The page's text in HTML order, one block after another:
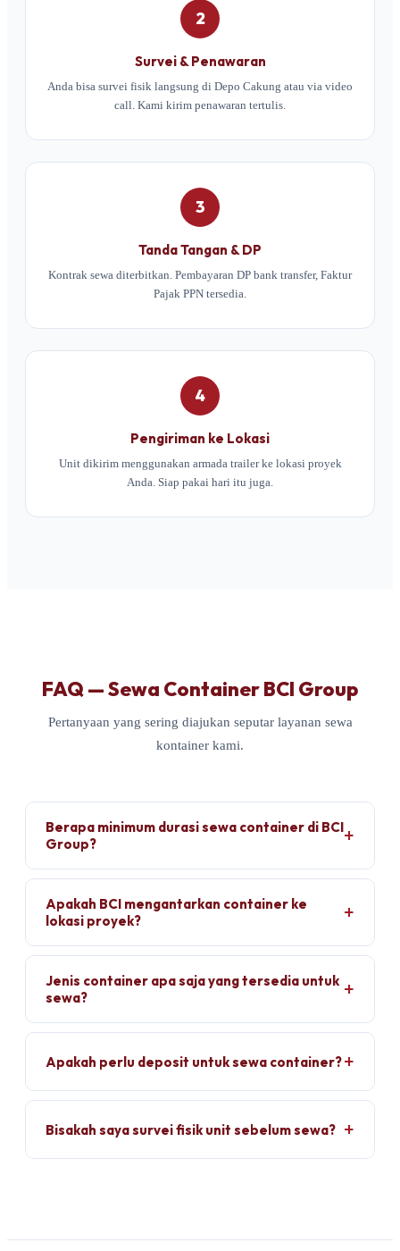
2
Survei & Penawaran
Anda bisa survei fisik langsung di Depo Cakung atau via video
call. Kami kirim penawaran tertulis.
3
Tanda Tangan & DP
Kontrak sewa diterbitkan. Pembayaran DP bank transfer, Faktur
Pajak PPN tersedia.
4
Pengiriman ke Lokasi
Unit dikirim menggunakan armada trailer ke lokasi proyek
Anda. Siap pakai hari itu juga.
FAQ — Sewa Container BCI Group
Pertanyaan yang sering diajukan seputar layanan sewa
kontainer kami.
Berapa minimum durasi sewa container di BCI
Group?
Apakah BCI mengantarkan container ke
lokasi proyek?
Jenis container apa saja yang tersedia untuk
sewa?
Apakah perlu deposit untuk sewa container?
Bisakah saya survei fisik unit sebelum sewa?